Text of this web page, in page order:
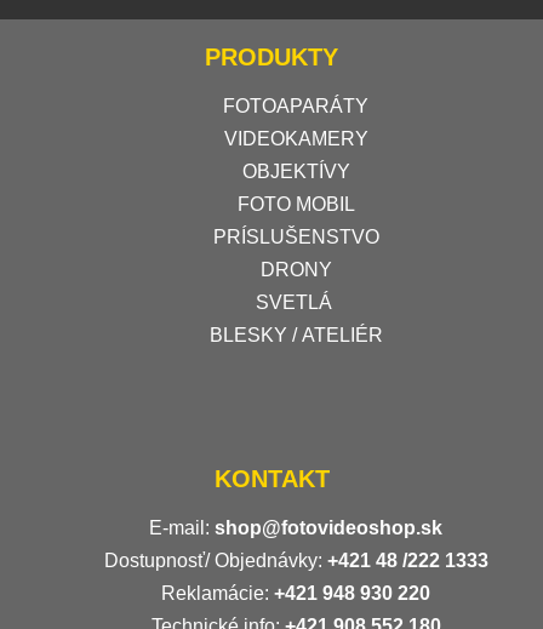
PRODUKTY
FOTOAPARÁTY
VIDEOKAMERY
OBJEKTÍVY
FOTO MOBIL
PRÍSLUŠENSTVO
DRONY
SVETLÁ
BLESKY / ATELIÉR
KONTAKT
E-mail: shop@fotovideoshop.sk
Dostupnosť/ Objednávky: +421 48 /222 1333
Reklamácie: +421 948 930 220